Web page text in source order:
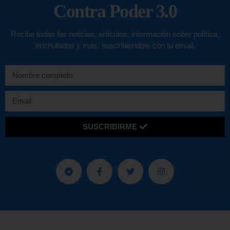
Contra Poder 3.0
Recibe todas las noticias, artículos, información sobre política,
enchufados y más, suscribiéndote con tu email.
SUSCRIBIRME